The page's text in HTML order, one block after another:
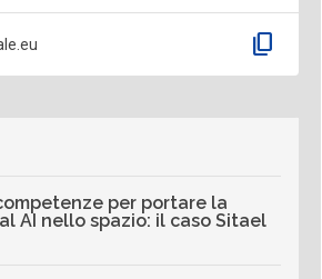
content_copy
per portare la
AI nello spazio: il caso Sitael